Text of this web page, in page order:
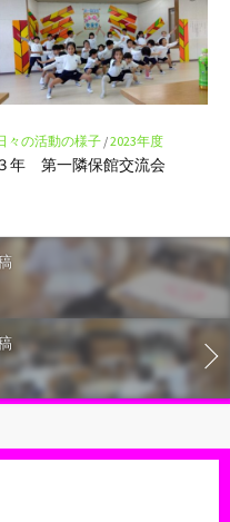
々の活動の様子/2023年度
年 第一隣保館交流会